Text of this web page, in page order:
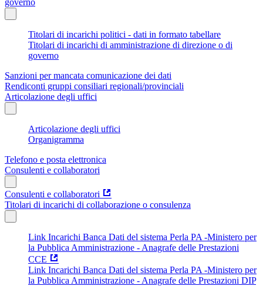
Titolari di incarichi politici - dati in formato tabellare
Titolari di incarichi di amministrazione di direzione o di
governo
Sanzioni per mancata comunicazione dei dati
Rendiconti gruppi consiliari regionali/provinciali
Articolazione degli uffici
Articolazione degli uffici
Organigramma
Telefono e posta elettronica
Consulenti e collaboratori
Consulenti e collaboratori
Titolari di incarichi di collaborazione o consulenza
Link Incarichi Banca Dati del sistema Perla PA -Ministero per
la Pubblica Amministrazione - Anagrafe delle Prestazioni
CCE
Link Incarichi Banca Dati del sistema Perla PA -Ministero per
la Pubblica Amministrazione - Anagrafe delle Prestazioni DIP